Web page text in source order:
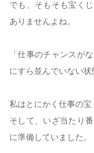
でも、そもそも宝く
ありませんよね。
「仕事のチャンスが
にすら並んでいない状
私はとにかく仕事の宝
そして、いざ当たり
に準備していました。